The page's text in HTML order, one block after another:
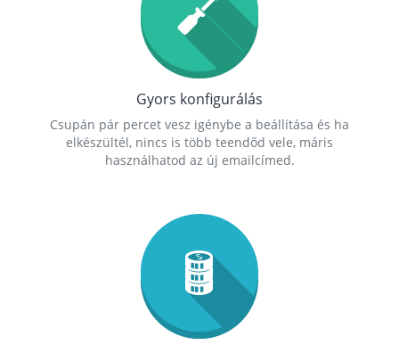
Gyors konfigurálás
Csupán pár percet vesz igénybe a beállítása és ha
elkészültél, nincs is több teendőd vele, máris
használhatod az új emailcímed.